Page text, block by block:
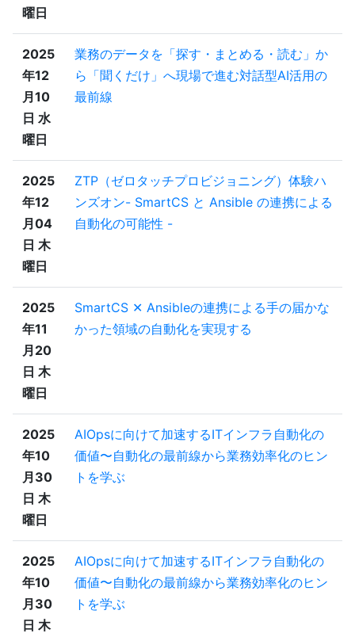
曜日
2025
年12
月10
日 水
曜日
業務のデータを「探す・まとめる・読む」か
ら「聞くだけ」へ現場で進む対話型AI活用の
最前線
2025
年12
月04
日 木
曜日
ZTP（ゼロタッチプロビジョニング）体験ハ
ンズオン- SmartCS と Ansible の連携による
自動化の可能性 -
2025
年11
月20
日 木
曜日
SmartCS ✕ Ansibleの連携による手の届かな
かった領域の自動化を実現する
2025
年10
月30
日 木
曜日
AIOpsに向けて加速するITインフラ自動化の
価値〜自動化の最前線から業務効率化のヒン
トを学ぶ
2025
年10
月30
日 木
AIOpsに向けて加速するITインフラ自動化の
価値〜自動化の最前線から業務効率化のヒン
トを学ぶ